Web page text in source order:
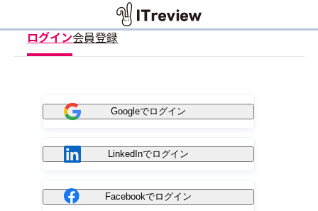
ログイン会員登録
Googleでログイン
LinkedInでログイン
Facebookでログイン